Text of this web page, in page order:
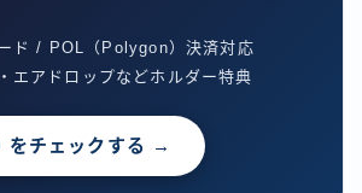
ド / POL（Polygon）決済対応
エアドロップなどホルダー特典
をチェックする →